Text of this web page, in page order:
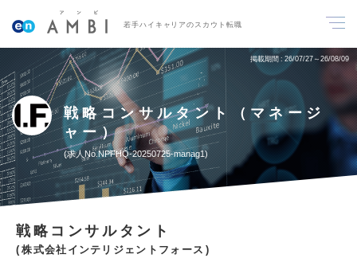
若手ハイキャリアのスカウト転職
掲載期間 26/07/27～26/08/09
戦略コンサルタント（マネージ
ャー）
求人No.NPFHQ-20250725-manag1
戦略コンサルタント
株式会社インテリジェントフォース